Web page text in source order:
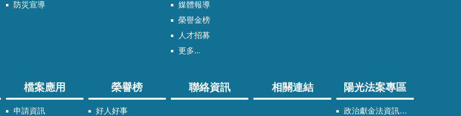
防災宣導
媒體報導
榮譽金榜
人才招募
更多...
檔案應用
申請資訊
榮譽榜
好人好事
聯絡資訊 相關連結 陽光法案專區
政治獻金法資訊專區